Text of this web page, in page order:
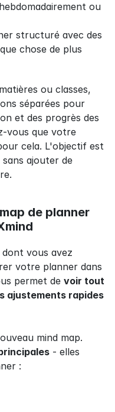
ou
structuré avec des
chose de plus
ou classes,
séparées pour
et des progrès des
vous que votre
cela. L'objectif est
ajouter de
de planner
vous avez
votre planner dans
permet de voir tout
ajustements rapides
mind map.
- elles
: